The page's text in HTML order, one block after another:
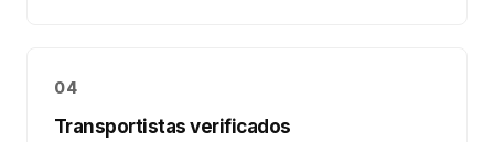
04
Transportistas verificados